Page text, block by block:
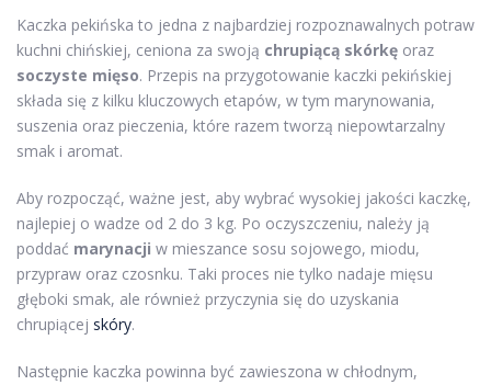
Kaczka pekińska to jedna z najbardziej rozpoznawalnych potraw
kuchni chińskiej, ceniona za swoją chrupiącą skórkę oraz
soczyste mięso. Przepis na przygotowanie kaczki pekińskiej
składa się z kilku kluczowych etapów, w tym marynowania,
suszenia oraz pieczenia, które razem tworzą niepowtarzalny
smak i aromat.
Aby rozpocząć, ważne jest, aby wybrać wysokiej jakości kaczkę,
najlepiej o wadze od 2 do 3 kg. Po oczyszczeniu, należy ją
poddać marynacji w mieszance sosu sojowego, miodu,
przypraw oraz czosnku. Taki proces nie tylko nadaje mięsu
głęboki smak, ale również przyczynia się do uzyskania
chrupiącej skóry.
Następnie kaczka powinna być zawieszona w chłodnym,